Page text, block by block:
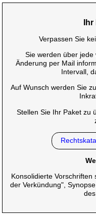
Verpassen Sie
Sie werden über
Änderung per Mail
Intervall,
Auf Wunsch werden Sie
Stellen Sie Ihr Paket zu
Konsolidierte
der Verkündung",